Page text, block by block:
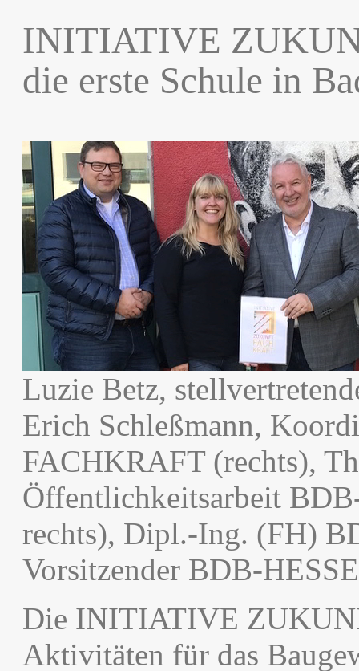
INITIATIVE
die erste Schule in
Luzie Betz,
Erich Schleßmann,
FACHKRAFT (rechts),
Öffentlichkeitsarbeit
rechts), Dipl.-Ing. (FH)
Vorsitzender BDB-
Die INITIATIVE
Aktivitäten für das